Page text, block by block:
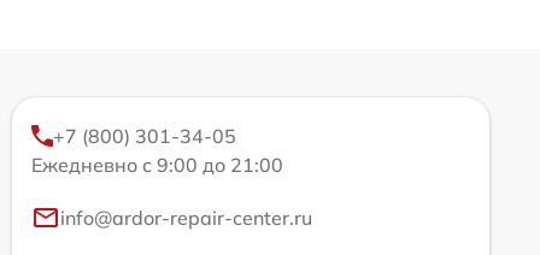
+7 (800) 301-34-05
Ежедневно с 9:00 до 21:00
info@ardor-repair-center.ru